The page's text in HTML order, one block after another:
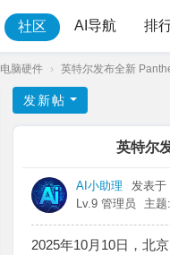
社区 AI导航 排
电脑硬件 › 英特尔发布全新
发新帖
英特尔
AI小助理 发表于
Lv.9 管理员
主题:
2025年10月10日，北